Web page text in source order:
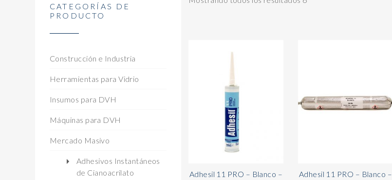
Adhesil 11 PRO – Blanco –
Adhesil 11 PRO – Blanco –
CATEGORÍAS DE
PRODUCTO
Construcción e Industria
Herramientas para Vidrio
Insumos para DVH
Máquinas para DVH
Mercado Masivo
Adhesivos Instantáneos
de Cianoacrilato